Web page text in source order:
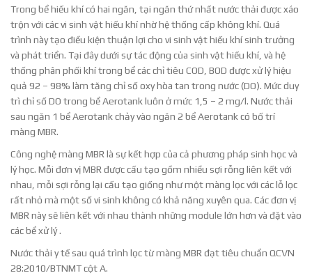
Trong bể hiếu khí có hai ngăn, tại ngăn thứ nhất nước thải được xáo
trộn với các vi sinh vật hiếu khí nhờ hệ thống cấp không khí. Quá
trình này tạo điều kiện thuận lợi cho vi sinh vật hiếu khí sinh trưởng
và phát triển. Tại đây dưới sự tác động của sinh vật hiếu khí, và hệ
thống phân phối khí trong bể các chỉ tiêu COD, BOD được xử lý hiệu
quả 92 – 98% làm tăng chỉ số oxy hòa tan trong nước (DO). Mức duy
trì chỉ số DO trong bể Aerotank luôn ở mức 1,5 – 2 mg/l. Nước thải
sau ngăn 1 bể Aerotank chảy vào ngăn 2 bể Aerotank có bố trí
màng MBR.
Công nghệ màng MBR là sự kết hợp của cả phương pháp sinh học và
lý học. Mỗi đơn vị MBR được cấu tạo gồm nhiều sợi rỗng liên kết với
nhau, mỗi sợi rỗng lại cấu tạo giống như một màng lọc với các lỗ lọc
rất nhỏ mà một số vi sinh không có khả năng xuyên qua. Các đơn vị
MBR này sẽ liên kết với nhau thành những module lớn hơn và đặt vào
các bể xử lý .
Nước thải y tế sau quá trình lọc từ màng MBR đạt tiêu chuẩn QCVN
28:2010/BTNMT cột A.